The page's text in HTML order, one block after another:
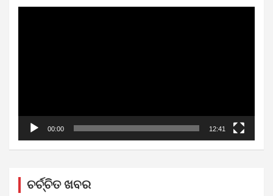
00:00 12:41
ଚର୍ଚ୍ଚିତ ଖବର